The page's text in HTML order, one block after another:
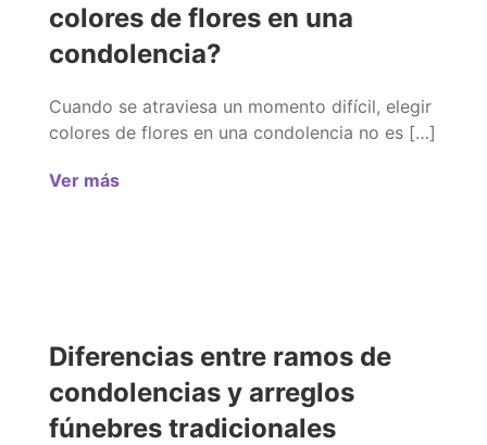
colores de flores en una
condolencia?
Cuando se atraviesa un momento difícil, elegir
colores de flores en una condolencia no es […]
Ver más
Diferencias entre ramos de
condolencias y arreglos
fúnebres tradicionales